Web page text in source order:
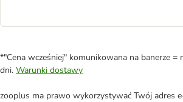
*"Cena wcześniej" komunikowana na banerze
dni. Warunki dostawy
zooplus ma prawo wykorzystywać Twój adres